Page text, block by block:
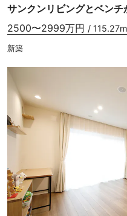
サンクンリビングとベン
2500〜2999万円 /
新築